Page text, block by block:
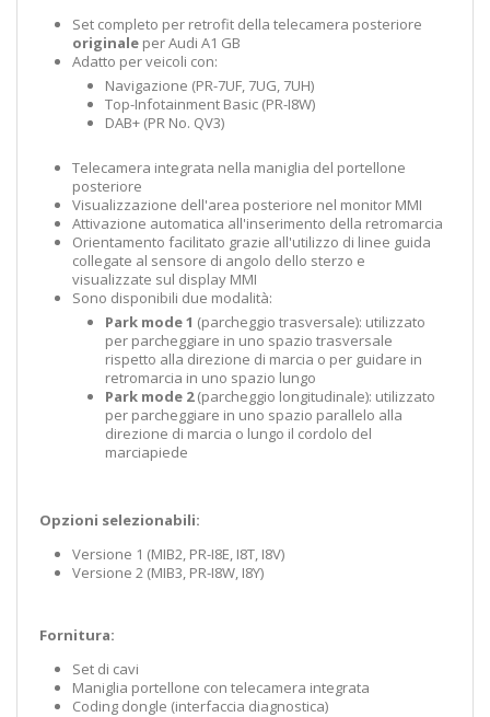
Set completo per retrofit della telecamera posteriore
originale per Audi A1 GB
Adatto per veicoli con:
Navigazione (PR-7UF, 7UG, 7UH)
Top-Infotainment Basic (PR-I8W)
DAB+ (PR No. QV3)
Telecamera integrata nella maniglia del portellone
posteriore
Visualizzazione dell'area posteriore nel monitor MMI
Attivazione automatica all'inserimento della retromarcia
Orientamento facilitato grazie all'utilizzo di linee guida
collegate al sensore di angolo dello sterzo e
visualizzate sul display MMI
Sono disponibili due modalità:
Park mode 1 (parcheggio trasversale): utilizzato
per parcheggiare in uno spazio trasversale
rispetto alla direzione di marcia o per guidare in
retromarcia in uno spazio lungo
Park mode 2(parcheggio longitudinale): utilizzato
per parcheggiare in uno spazio parallelo alla
direzione di marcia o lungo il cordolo del
marciapiede
Opzioni selezionabili:
Versione 1 (MIB2, PR-I8E, I8T, I8V)
Versione 2 (MIB3, PR-I8W, I8Y)
Fornitura:
Set di cavi
Maniglia portellone con telecamera integrata
Coding dongle (interfaccia diagnostica)